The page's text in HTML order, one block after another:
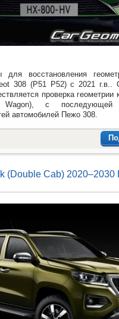
для восстановления
308 (P51 P52) с 2021
проверка геометрии
с последующей
автомобилей Пежо 308.
(Double Cab) 2020–2030